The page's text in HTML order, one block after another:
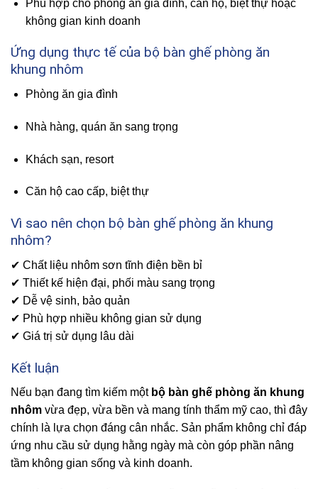
Phù hợp cho phòng ăn gia đình, căn hộ, biệt thự hoặc
không gian kinh doanh
Ứng dụng thực tế của bộ bàn ghế phòng ăn
khung nhôm
Phòng ăn gia đình
Nhà hàng, quán ăn sang trọng
Khách sạn, resort
Căn hộ cao cấp, biệt thự
Vì sao nên chọn bộ bàn ghế phòng ăn khung
nhôm?
✔ Chất liệu nhôm sơn tĩnh điện bền bỉ
✔ Thiết kế hiện đại, phối màu sang trọng
✔ Dễ vệ sinh, bảo quản
✔ Phù hợp nhiều không gian sử dụng
✔ Giá trị sử dụng lâu dài
Kết luận
Nếu bạn đang tìm kiếm một bộ bàn ghế phòng ăn khung
nhôm vừa đẹp, vừa bền và mang tính thẩm mỹ cao, thì đây
chính là lựa chọn đáng cân nhắc. Sản phẩm không chỉ đáp
ứng nhu cầu sử dụng hằng ngày mà còn góp phần nâng
tầm không gian sống và kinh doanh.